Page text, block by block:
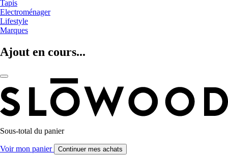
Tapis
Electroménager
Lifestyle
Marques
Ajout en cours...
Sous-total du panier
Voir mon panier Continuer mes achats